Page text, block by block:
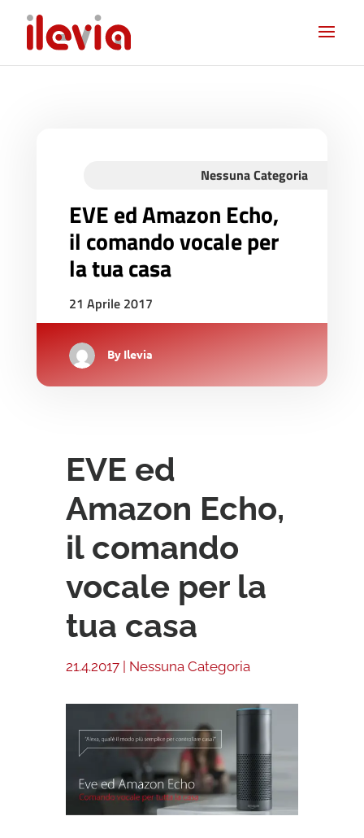
Nessuna Categoria
EVE ed Amazon Echo,
il comando vocale per
la tua casa
21 Aprile 2017
By Ilevia
EVE ed
Amazon Echo,
il comando
vocale per la
tua casa
21.4.2017| Nessuna Categoria